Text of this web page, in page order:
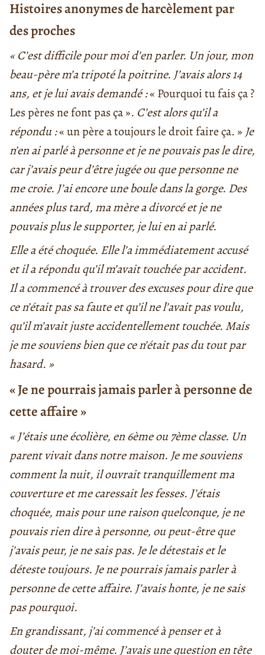
Histoires anonymes de harcèlement par
des proches
« C’est difficile pour moi d’en parler. Un jour, mon
beau-père m’a tripoté la poitrine. J’avais alors 14
ans, et je lui avais demandé :« Pourquoi tu fais ça ?
Les pères ne font pas ça ». C’est alors qu’il a
répondu :« un père a toujours le droit faire ça. » Je
n’en ai parlé à personne et je ne pouvais pas le dire,
car j’avais peur d’être jugée ou que personne ne
me croie. J’ai encore une boule dans la gorge. Des
années plus tard, ma mère a divorcé et je ne
pouvais plus le supporter, je lui en ai parlé.
Elle a été choquée. Elle l’a immédiatement accusé
et il a répondu qu’il m’avait touchée par accident.
Il a commencé à trouver des excuses pour dire que
ce n’était pas sa faute et qu’il ne l’avait pas voulu,
qu’il m’avait juste accidentellement touchée. Mais
je me souviens bien que ce n’était pas du tout par
hasard. »
« Je ne pourrais jamais parler à personne de
cette affaire »
« J’étais une écolière, en 6ème ou 7ème classe. Un
parent vivait dans notre maison. Je me souviens
comment la nuit, il ouvrait tranquillement ma
couverture et me caressait les fesses. J’étais
choquée, mais pour une raison quelconque, je ne
pouvais rien dire à personne, ou peut-être que
j’avais peur, je ne sais pas. Je le détestais et le
déteste toujours. Je ne pourrais jamais parler à
personne de cette affaire. J’avais honte, je ne sais
pas pourquoi.
En grandissant, j’ai commencé à penser et à
douter de moi-même. J’avais une question en tête